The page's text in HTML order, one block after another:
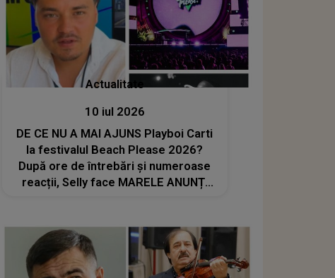
Actualitate
10 iul 2026
DE CE NU A MAI AJUNS Playboi Carti
la festivalul Beach Please 2026?
După ore de întrebări și numeroase
reacții, Selly face MARELE ANUNȚ: